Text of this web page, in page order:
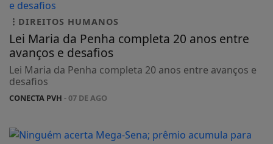
DIREITOS HUMANOS
Lei Maria da Penha completa 20 anos entre
avanços e desafios
Lei Maria da Penha completa 20 anos entre avanços e
desafios
CONECTA PVH - 07 DE AGO